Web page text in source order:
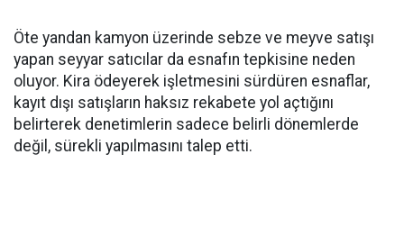
Öte yandan kamyon üzerinde sebze ve meyve satışı
yapan seyyar satıcılar da esnafın tepkisine neden
oluyor. Kira ödeyerek işletmesini sürdüren esnaflar,
kayıt dışı satışların haksız rekabete yol açtığını
belirterek denetimlerin sadece belirli dönemlerde
değil, sürekli yapılmasını talep etti.